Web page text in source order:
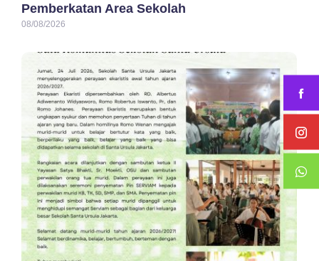
Pemberkatan Area Sekolah
08/08/2026